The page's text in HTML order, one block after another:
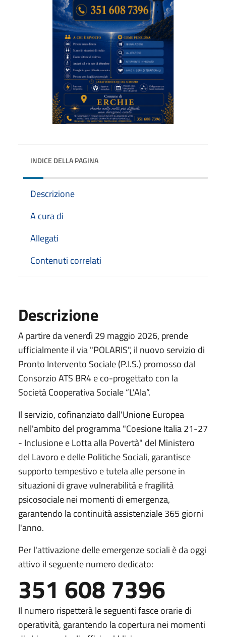
INDICE DELLA PAGINA
Descrizione
A cura di
Allegati
Contenuti correlati
Descrizione
A partire da venerdì 29 maggio 2026, prende
ufficialmente il via "POLARIS", il nuovo servizio di
Pronto Intervento Sociale (P.I.S.) promosso dal
Consorzio ATS BR4 e co-progettato con la
Società Cooperativa Sociale “L'Ala”.
Il servizio, cofinanziato dall'Unione Europea
nell'ambito del programma "Coesione Italia 21-27
- Inclusione e Lotta alla Povertà" del Ministero
del Lavoro e delle Politiche Sociali, garantisce
supporto tempestivo e tutela alle persone in
situazioni di grave vulnerabilità e fragilità
psicosociale nei momenti di emergenza,
garantendo la continuità assistenziale 365 giorni
l'anno.
Per l'attivazione delle emergenze sociali è da oggi
attivo il seguente numero dedicato:
351 608 7396
Il numero rispetterà le seguenti fasce orarie di
operatività, garantendo la copertura nei momenti